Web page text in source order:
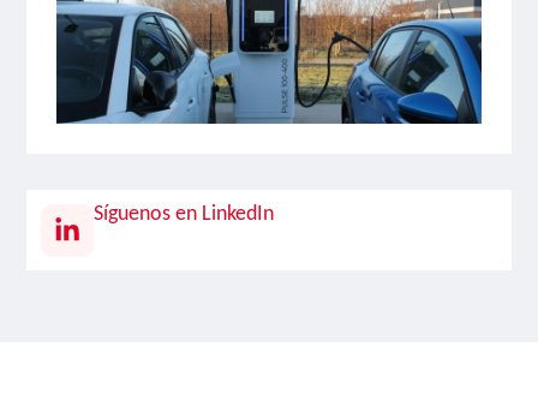
Síguenos en LinkedIn